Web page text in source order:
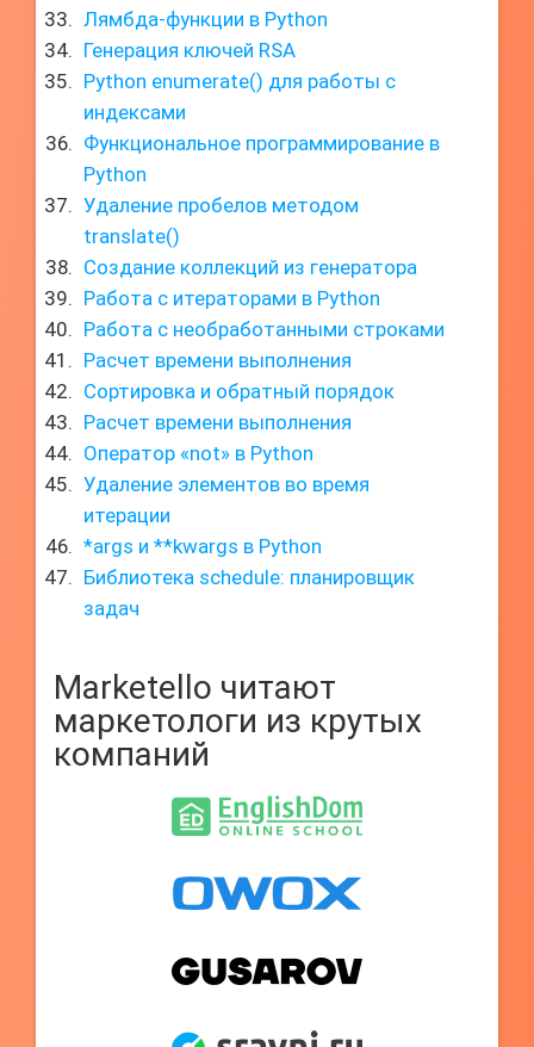
Лямбда-функции в Python
Генерация ключей RSA
Python enumerate() для работы с
индексами
Функциональное программирование в
Python
Удаление пробелов методом
translate()
Создание коллекций из генератора
Работа с итераторами в Python
Работа с необработанными строками
Расчет времени выполнения
Сортировка и обратный порядок
Расчет времени выполнения
Оператор «not» в Python
Удаление элементов во время
итерации
*args и **kwargs в Python
Библиотека schedule: планировщик
задач
Marketello читают
маркетологи из крутых
компаний